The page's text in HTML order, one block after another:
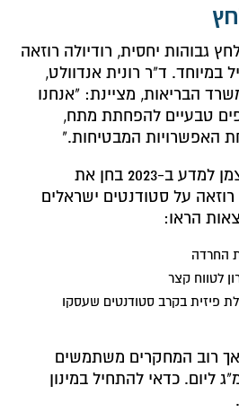
גבוהות יחסית, רודיולה רוזאה
במיוחד. ד"ר רונית אנדוולט,
הבריאות, מציינת: "אנחנו
טבעיים להפחתת מתח,
האפשרויות המבטיחות."
מחקר שנערך במכון ויצמן למדע ב-2023 בחן את
על סטודנטים ישראלים
הראו:
15% בסיבולת פיזית בקרב סטודנטים שעסקו
אך רוב המחקרים משתמשים
של 200-600 מ"ג ליום. כדאי להתחיל במינון